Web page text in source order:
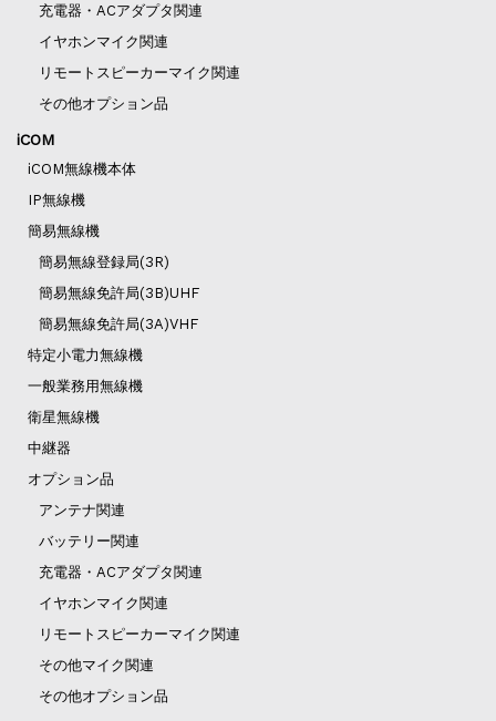
充電器・ACアダプタ関連
イヤホンマイク関連
リモートスピーカーマイク関連
その他オプション品
iCOM
iCOM無線機本体
IP無線機
簡易無線機
簡易無線登録局(3R)
簡易無線免許局(3B)UHF
簡易無線免許局(3A)VHF
特定小電力無線機
一般業務用無線機
衛星無線機
中継器
オプション品
アンテナ関連
バッテリー関連
充電器・ACアダプタ関連
イヤホンマイク関連
リモートスピーカーマイク関連
その他マイク関連
その他オプション品